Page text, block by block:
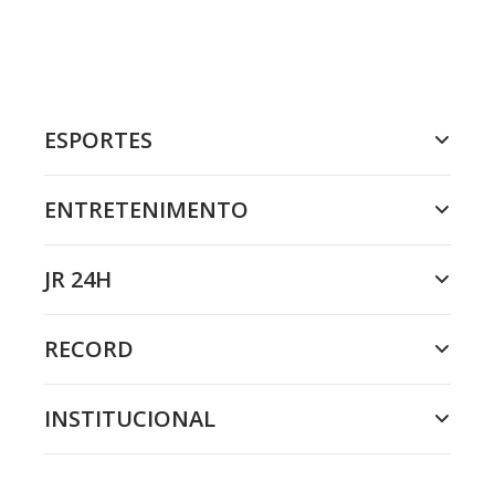
ESPORTES
ENTRETENIMENTO
JR 24H
RECORD
INSTITUCIONAL